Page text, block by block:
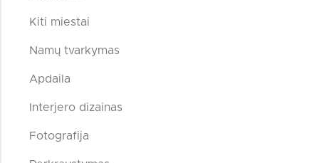
Kiti miestai
Namų tvarkymas
Apdaila
Interjero dizainas
Fotografija